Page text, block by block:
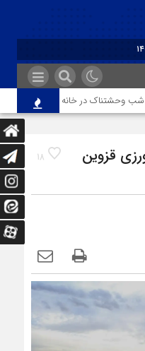
وحشتناک در خانه «عصمت»
18
قزوین